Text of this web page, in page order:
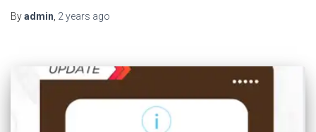
Byadmin 2 years ago